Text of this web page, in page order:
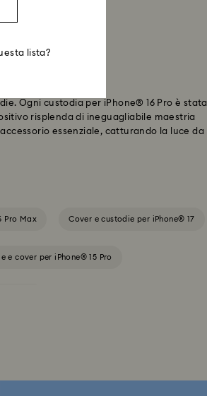
Ogni custodia per iPhone® 16 Pro è stata
risplenda di ineguagliabile maestria
essenziale, catturando la luce da
Pro Max Cover e custodie per iPhone® 17
e cover per iPhone® 15 Pro
lista?